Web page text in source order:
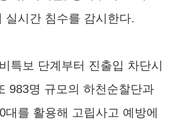
실시간 침수를 감시한다.
특보 단계부터 진출입 차단시
983명 규모의 하천순찰단과
대를 활용해 고립사고 예방에